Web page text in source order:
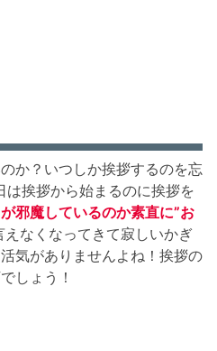
か？いつしか挨拶するのを忘
は挨拶から始まるのに挨拶を
邪魔しているのか素直に”お
えなくなってきて寂しいかぎ
気がありませんよね！挨拶の
しょう！